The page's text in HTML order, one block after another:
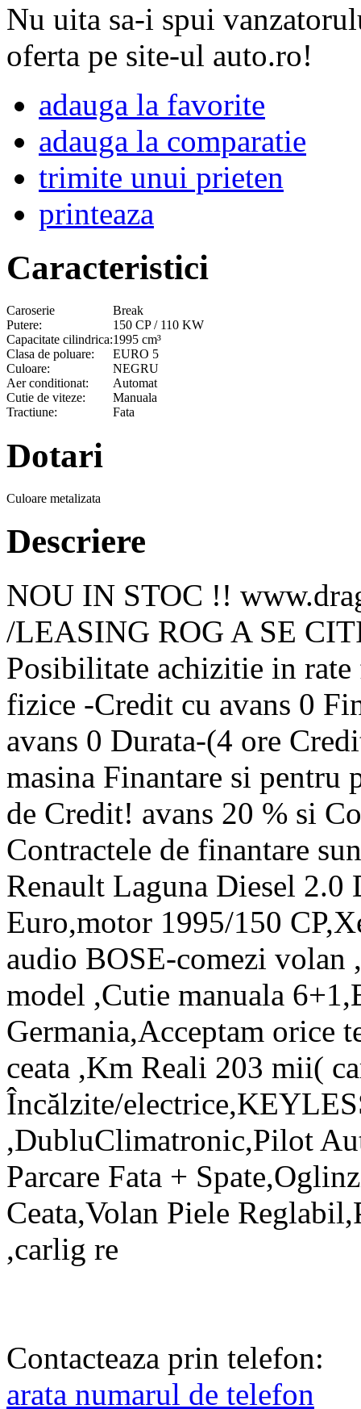
Nu uita sa-i spui
oferta pe site-ul auto.ro!
adauga la favorite
adauga la comparatie
trimite unui prieten
printeaza
Caracteristici
Caroserie
Break
Putere:
150 CP / 110 KW
Capacitate cilindrica:1995 cm³
Clasa de poluare:
EURO 5
Culoare:
NEGRU
Aer conditionat:
Automat
Cutie de viteze:
Manuala
Tractiune:
Fata
Dotari
Culoare metalizata
Descriere
NOU IN STOC !!
/LEASING ROG A SE
Posibilitate achizitie in rate
fizice -Credit cu avans 0
avans 0 Durata-(4 ore
masina Finantare si pentru
de Credit! avans 20 % si
Contractele de finantare
Renault Laguna Diesel
Euro,motor 1995/150
audio BOSE-comezi volan
model ,Cutie manuala
Germania,Acceptam orice
ceata ,Km Reali 203 mii(
Încălzite/
,DubluClimatronic,Pilot
Parcare Fata +
Ceata,Volan Piele
,carlig re
Contacteaza prin telefon:
arata numarul de telefon